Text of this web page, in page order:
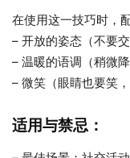
在使用这一技巧时，
– 开放的姿态（不要交
– 温暖的语调（稍微降
– 微笑（眼睛也要笑
适用与禁忌：